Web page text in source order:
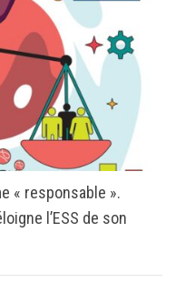
« responsable ».
l’ESS de son